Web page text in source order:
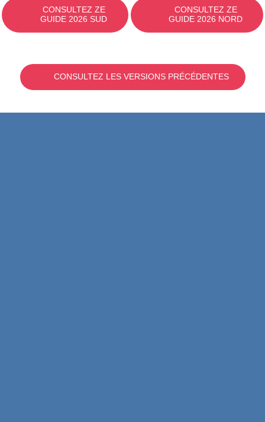
CONSULTEZ ZE
GUIDE 2026 SUD
CONSULTEZ ZE
GUIDE 2026 NORD
CONSULTEZ LES VERSIONS PRÉCÉDENTES